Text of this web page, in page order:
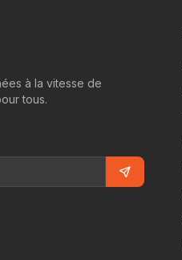
à la vitesse de
tous.